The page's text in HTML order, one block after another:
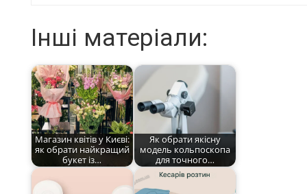
Інші матеріали:
Магазин квітів у Києві:
як обрати найкращий
букет із…
Як обрати якісну
модель кольпоскопа
для точного…